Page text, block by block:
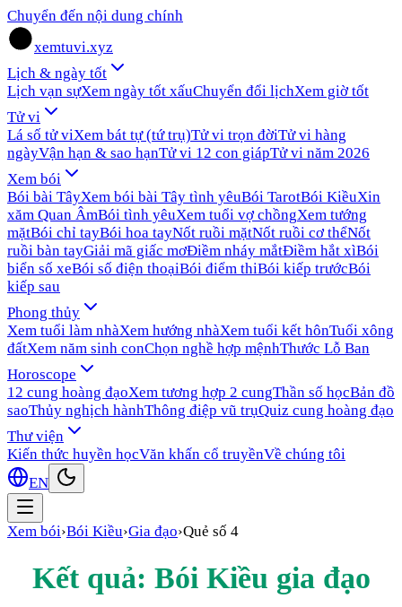
Chuyển đến nội dung chính
xemtuvi.xyz
Lịch & ngày tốt
Lịch vạn sựXem ngày tốt xấuChuyển đổi lịchXem giờ tốt
Tử vi
Lá số tử viXem bát tự (tứ trụ)Tử vi trọn đờiTử vi hàng
ngàyVận hạn & sao hạnTử vi 12 con giápTử vi năm 2026
Xem bói
Bói bài TâyXem bói bài Tây tình yêuBói TarotBói KiềuXin
xăm Quan ÂmBói tình yêuXem tuổi vợ chồngXem tướng
mặtBói chỉ tayBói hoa tayNốt ruồi mặtNốt ruồi cơ thểNốt
ruồi bàn tayGiải mã giấc mơĐiềm nháy mắtĐiềm hắt xìBói
biển số xeBói số điện thoạiBói điểm thiBói kiếp trướcBói
kiếp sau
Phong thủy
Xem tuổi làm nhàXem hướng nhàXem tuổi kết hônTuổi xông
đấtXem năm sinh conChọn nghề hợp mệnhThước Lỗ Ban
Horoscope
12 cung hoàng đạoXem tương hợp 2 cungThần số họcBản đồ
saoThủy nghịch hànhThông điệp vũ trụQuiz cung hoàng đạo
Thư viện
Kiến thức huyền họcVăn khấn cổ truyềnVề chúng tôi
EN
Xem bói›Bói Kiều›Gia đạo›Quẻ số 4
Kết quả: Bói Kiều gia đạo